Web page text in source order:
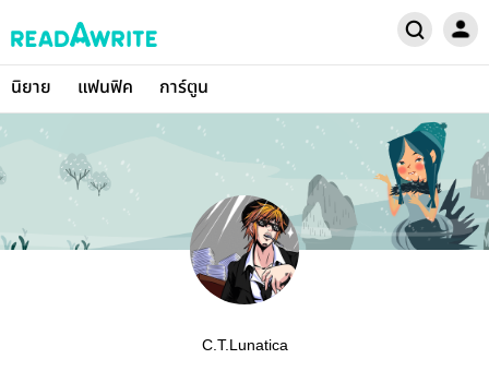
นิยาย แฟนฟิค การ์ตูน
C.T.Lunatica